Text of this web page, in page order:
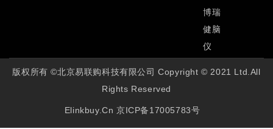
博瑞
健脑
仪
版权所有 ©北京易联购科技有限公司 Copyright © 2021 Ltd.All
Rights Reserved
Elinkbuy.cn 京ICP备17005783号